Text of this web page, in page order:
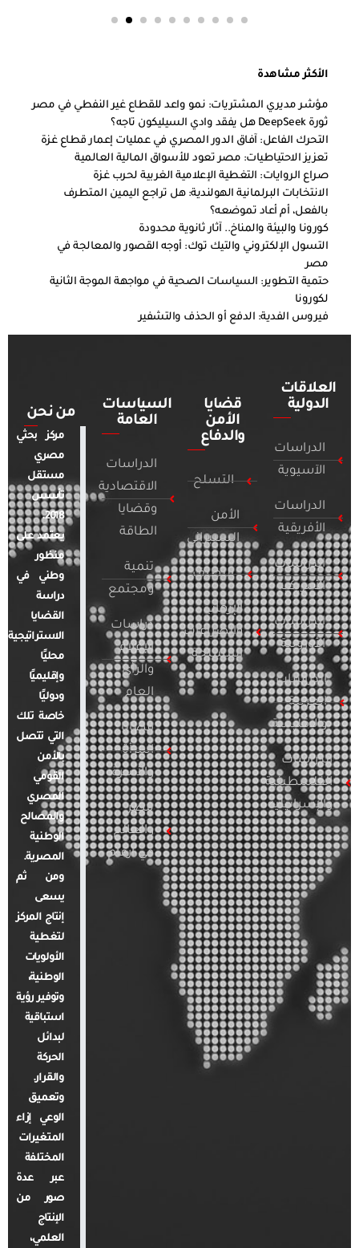
الأكثر مشاهدة
مؤشر مديري المشتريات: نمو واعد للقطاع غير النفطي في مصر
ثورة DeepSeek هل يفقد وادي السيليكون تاجه؟
التحرك الفاعل: آفاق الدور المصري في عمليات إعمار قطاع غزة
تعزيز الاحتياطيات: مصر تعود للأسواق المالية العالمية
صراع الروايات: التغطية الإعلامية الغربية لحرب غزة
الانتخابات البرلمانية الهولندية: هل تراجع اليمين المتطرف
بالفعل، أم أعاد تموضعه؟
كورونا والبيئة والمناخ.. آثار ثانوية محدودة
التسول الإلكتروني والتيك توك: أوجه القصور والمعالجة في
مصر
حتمية التطوير: السياسات الصحية في مواجهة الموجة الثانية
لكورونا
فيروس الفدية: الدفع أو الحذف والتشفير
العلاقات
الدولية
الدراسات
الآسيوية
الدراسات
الأفريقية
الدراسات
الأمريكية
الدراسات
الأوروبية
الدراسات
العربية
والإقليمية
الدراسات
الفلسطينية
والإسرائيلية
قضايا
الأمن
والدفاع
التسلح
الأمن
السيبراني
التطرف
الإرهاب
والصراعات
المسلحة
السياسات
العامة
الدراسات
الاقتصادية
وقضايا
الطاقة
تنمية
ومجتمع
دراسات
الإعلام
والرأي
العام
قضايا
المرأة
والأسرة
مصر
والعالم
في أرقام
من نحن
مركز بحثي
مصري
مستقل
تأسس
2018.
يعتمد على
منظور
وطني في
دراسة
القضايا
الاستراتيجية
محليًا
وإقليميًا
ودوليًا
خاصة تلك
التي تتصل
بالأمن
القومي
المصري
والمصالح
الوطنية
المصرية.
ومن ثم
يسعى
إنتاج المركز
لتغطية
الأولويات
الوطنية،
وتوفير رؤية
استباقية
لبدائل
الحركة
والقرار.
وتعميق
الوعي إزاء
المتغيرات
المختلفة
عبر عدة
صور من
الإنتاج
العلمي،